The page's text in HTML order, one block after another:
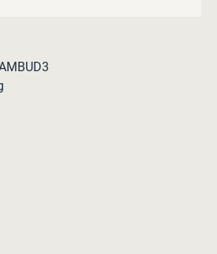
le moment.)